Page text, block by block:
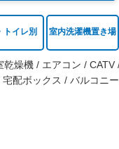
トイレ別 室内洗濯機置き場
乾燥機 エアコン CATV
宅配ボックス バルコニー